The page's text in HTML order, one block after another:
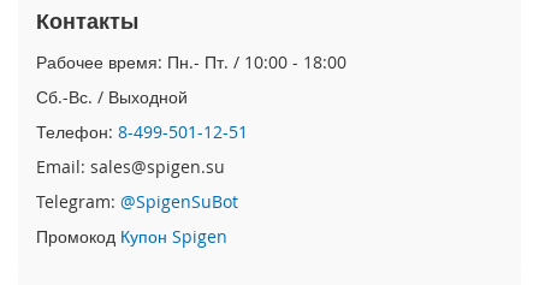
o
n
e
A
i
r
i
P
h
Контакты
Рабочее время: Пн.- Пт. / 10:00 - 18:00
Сб.-Вс. / Выходной
Телефон: 8-499-501-12-51
Email: sales@spigen.su
Telegram: @SpigenSuBot
Промокод Купон Spigen